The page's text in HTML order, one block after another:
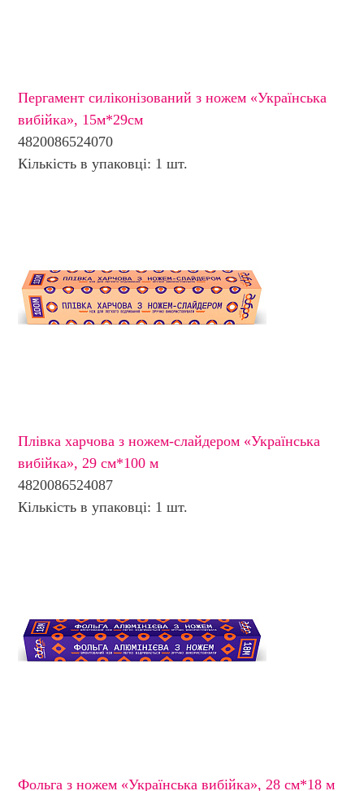
Пергамент силіконізований з ножем «Українська
вибійка», 15м*29см
4820086524070
Кількість в упаковці: 1 шт.
Плівка харчова з ножем-слайдером «Українська
вибійка», 29 см*100 м
4820086524087
Кількість в упаковці: 1 шт.
Фольга з ножем «Українська вибійка», 28 см*18 м